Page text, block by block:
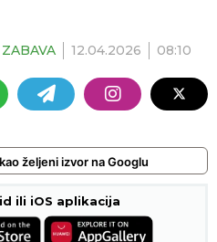
ZABAVA 12.04.2026 08:10
željeni izvor na Googlu
ili iOS aplikacija